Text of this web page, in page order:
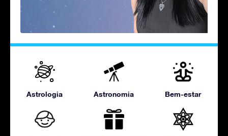
Astrologia Astronomia Bem-estar